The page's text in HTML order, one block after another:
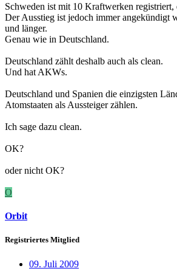
Schweden ist mit 10 Kraftwerken registriert,
Der Ausstieg ist jedoch immer angekündigt
und länger.
Genau wie in Deutschland.
Deutschland zählt deshalb auch als clean.
Und hat AKWs.
Deutschland und Spanien die einzigsten
Atomstaaten als Aussteiger zählen.
Ich sage dazu clean.
OK?
oder nicht OK?
O
Orbit
Registriertes Mitglied
09. Juli 2009